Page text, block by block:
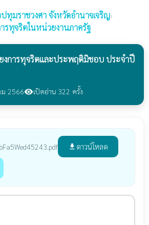
ปทุมราชวงศา จังหวัดอำนาจเจริญ›
รทุจริตในหน่วยงานภาครัฐ
งการทุจริตและประพฤติมิชอบ ประจำปี
ม 2566visibilityเปิดอ่าน 322 ครั้ง
file_download ดาวน์โหลด